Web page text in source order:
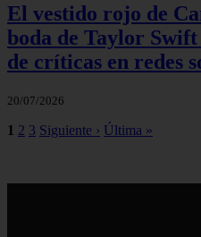
El vestido rojo de
boda de Taylor
de críticas en redes
20/07/2026
1 2 3 Siguiente › Última »